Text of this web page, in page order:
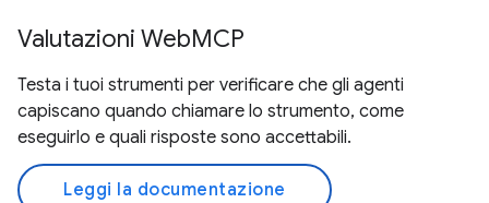
Valutazioni WebMCP
Testa i tuoi strumenti per verificare che gli agenti
capiscano quando chiamare lo strumento, come
eseguirlo e quali risposte sono accettabili.
Leggi la documentazione